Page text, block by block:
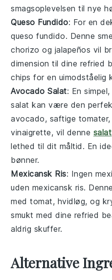
smagsoplevelsen til nye
Queso Fundido: For en
queso fundido. Denne
chorizo og jalapeños vil
dimension til dine refried
chips for en uimodståelig
Avocado Salat: En
salat kan være den
avocado, saftige tomater
vinaigrette, vil denne salat
lethed til dit måltid. En
bønner.
Mexicansk Ris: Ingen
uden mexicansk ris.
medtomat, hvidløg, og
smukt med dine refried
aldrig skuffer.
Alternative